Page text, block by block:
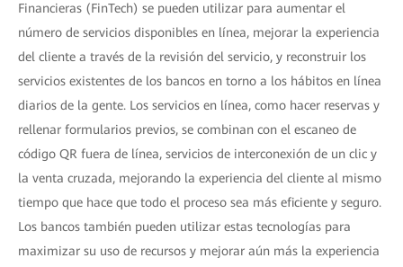
Financieras (FinTech) se pueden utilizar para aumentar el
número de servicios disponibles en línea, mejorar la experiencia
del cliente a través de la revisión del servicio, y reconstruir los
servicios existentes de los bancos en torno a los hábitos en línea
diarios de la gente. Los servicios en línea, como hacer reservas y
rellenar formularios previos, se combinan con el escaneo de
código QR fuera de línea, servicios de interconexión de un clic y
la venta cruzada, mejorando la experiencia del cliente al mismo
tiempo que hace que todo el proceso sea más eficiente y seguro.
Los bancos también pueden utilizar estas tecnologías para
maximizar su uso de recursos y mejorar aún más la experiencia